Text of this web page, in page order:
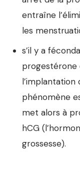
entraîne
les
s’il y a
progestérone
l’implantation
phénomène
met alors à
hCG
grossesse).